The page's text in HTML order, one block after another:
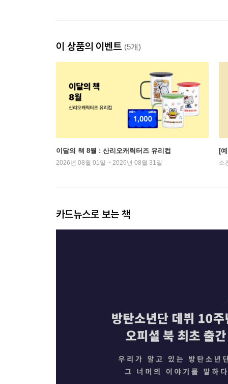
이 상품의 이벤트 (5개)
이달의 책 8월 : 산리오캐릭터즈 유리컵
2026년 08월 01일 ~ 2026년 08월 31일
[
소
카드뉴스로 보는 책